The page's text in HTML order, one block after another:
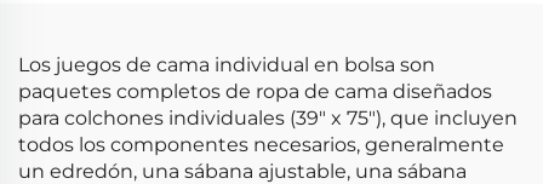
Los juegos de cama individual en bolsa son
paquetes completos de ropa de cama diseñados
para colchones individuales (39" x 75"), que incluyen
todos los componentes necesarios, generalmente
un edredón, una sábana ajustable, una sábana